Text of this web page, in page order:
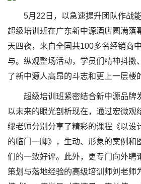
5月22日，以急速提升团队作战
超级培训班在广东新中源酒店圆满落
天四夜，来自全国共100多名经销商
与。纵观整场活动，学员们精神抖擞
了新中源人高昂的斗志和更上一层楼
超级培训班紧密结合新中源品牌
以未来的眼光剖析现在，通过宏微观
缪老师分别分享了精彩的课程《以设
的临门一脚》，生动、形象的案例和
们的一致好评。此外，更专门向外聘
策划与落地经验的高级培训师刘老师